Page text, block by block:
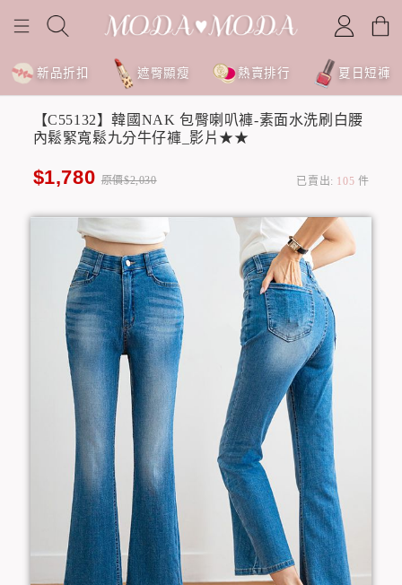
新品折扣 遮臀顯瘦 熱賣排行 夏日短褲
【C55132】韓國NAK 包臀喇叭褲-素面水洗刷白腰
內鬆緊寬鬆九分牛仔褲_影片★★
$1,780 原價$2,030 已賣出: 105 件